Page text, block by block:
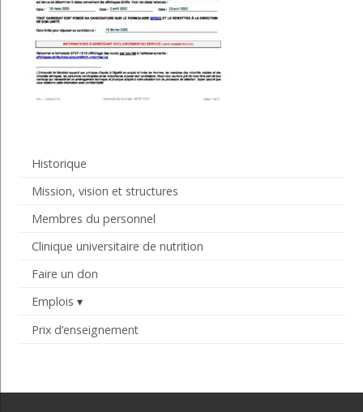
Historique
Mission, vision et structures
Membres du personnel
Clinique universitaire de nutrition
Faire un don
Emplois
Prix d’enseignement